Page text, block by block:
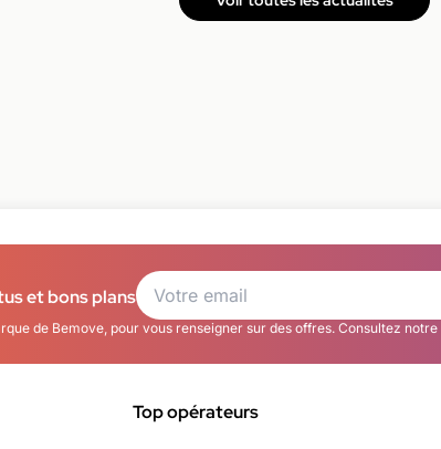
et bons plans
de Bemove, pour vous renseigner sur des offres. Consultez notre
Top opérateurs